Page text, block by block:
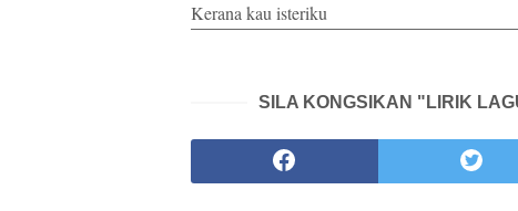
Kerana kau isteriku
SILA KONGSIKAN "LIRIK